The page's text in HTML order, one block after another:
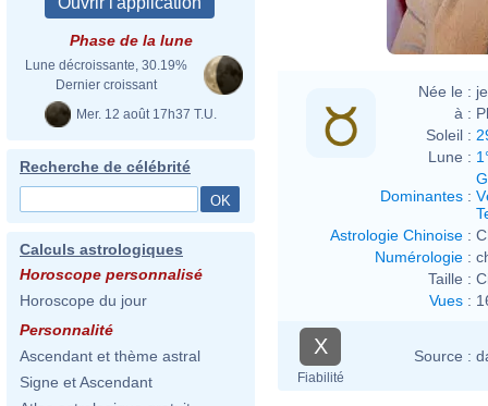
Phase de la lune
Lune décroissante, 30.19%
Dernier croissant
Mer. 12 août 17h37 T.U.
Recherche de célébrité
Calculs astrologiques
Horoscope personnalisé
Horoscope du jour
Personnalité
Ascendant et thème astral
Signe et Ascendant
Née le :
à :
Soleil :
Lune :
Dominantes :
Astrologie Chinoise :
Numérologie :
Taille :
Vues :
X
Fiabilité
Source :